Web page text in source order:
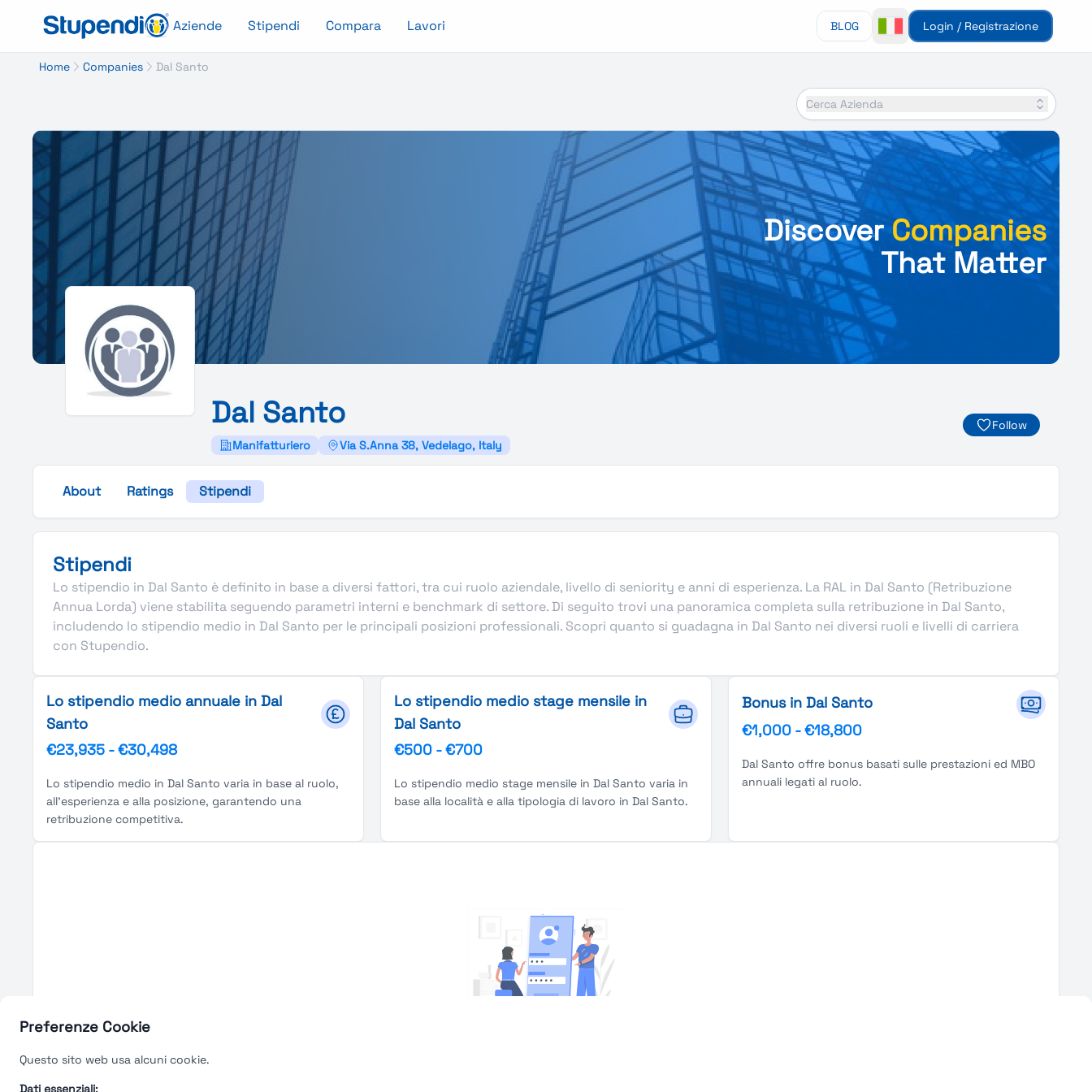
Preferenze Cookie
Questo sito web usa alcuni cookie.
Dati essenziali:
Aziende Stipendi Compara Lavori BLOG Login / Registrazione
Home Companies Dal Santo
Cerca Azienda
DiscoverCompanies
That Matter
Dal Santo
Manifatturiero Via S.Anna 38, Vedelago, Italy
Follow
About Ratings Stipendi
Stipendi
Lo stipendio in Dal Santo è definito in base a diversi fattori, tra cui ruolo aziendale, livello di seniority e anni di esperienza. La RAL in Dal Santo (Retribuzione
Annua Lorda) viene stabilita seguendo parametri interni e benchmark di settore. Di seguito trovi una panoramica completa sulla retribuzione in Dal Santo,
includendo lo stipendio medio in Dal Santo per le principali posizioni professionali. Scopri quanto si guadagna in Dal Santo nei diversi ruoli e livelli di carriera
con Stupendio.
Lo stipendio medio annuale in Dal
Santo
€23,935 -€30,498
Lo stipendio medio in Dal Santo varia in base al ruolo,
all'esperienza e alla posizione, garantendo una
retribuzione competitiva.
Lo stipendio medio stage mensile in
Dal Santo
€500 -€700
Lo stipendio medio stage mensile in Dal Santo varia in
base alla località e alla tipologia di lavoro in Dal Santo.
Bonus in Dal Santo
€1,000 -€18,800
Dal Santo offre bonus basati sulle prestazioni ed MBO
annuali legati al ruolo.